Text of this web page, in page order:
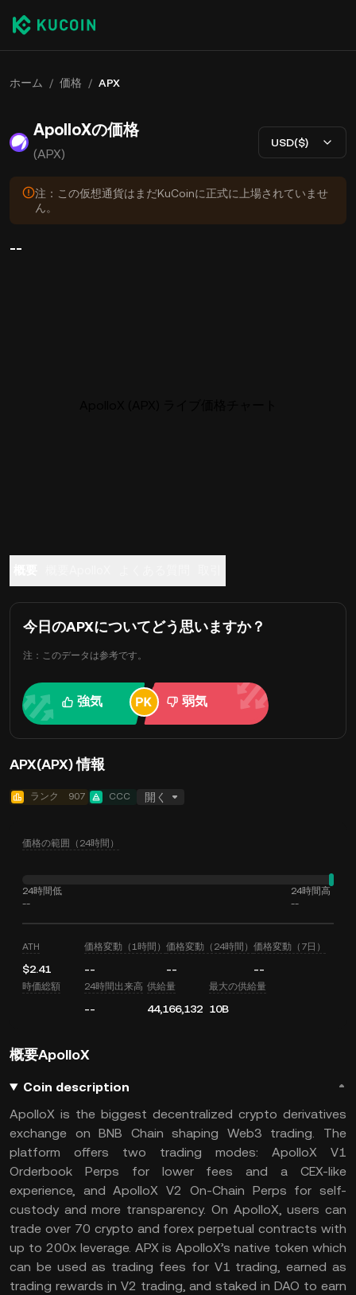
ホーム / 価格 / APX
ApolloXの価格
(APX)
USD($)
注：この仮想通貨はまだKuCoinに正式に上場されていませ
ん。
--
今日のAPXについてどう思いますか？
注：このデータは参考です。
強気 弱気
APX(APX) 情報
ランク 907 CCC 開く
価格の範囲（24時間）
24時間低
--
24時間高
--
ATH
$2.41
価格変動（1時間）
--
価格変動（24時間）
--
価格変動（7日）
--
時価総額 24時間出来高
--
供給量
44,166,132
最大の供給量
10B
概要ApolloX
Coin description
ApolloX is the biggest decentralized crypto derivatives
exchange on BNB Chain shaping Web3 trading. The
platform offers two trading modes: ApolloX V1
Orderbook Perps for lower fees and a CEX-like
experience, and ApolloX V2 On-Chain Perps for self-
custody and more transparency. On ApolloX, users can
trade over 70 crypto and forex perpetual contracts with
up to 200x leverage. APX is ApolloX’s native token which
can be used as trading fees for V1 trading, earned as
trading rewards in V2 trading, and staked in DAO to earn